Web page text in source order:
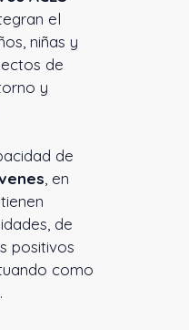
el
niñas y
de
y
de
, en
de
positivos
como